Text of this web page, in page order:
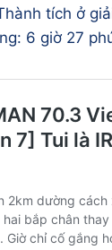
tích ở
6 giờ 27